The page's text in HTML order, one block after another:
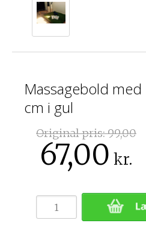
Massagebold
cm i gul
Original pris:99,00
67,00 kr.